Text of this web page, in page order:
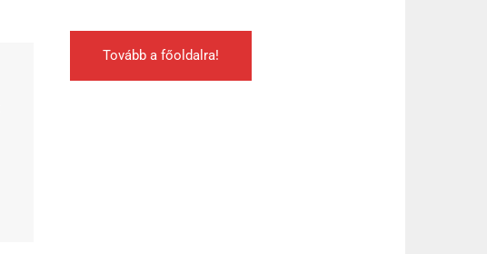
Tovább a főoldalra!